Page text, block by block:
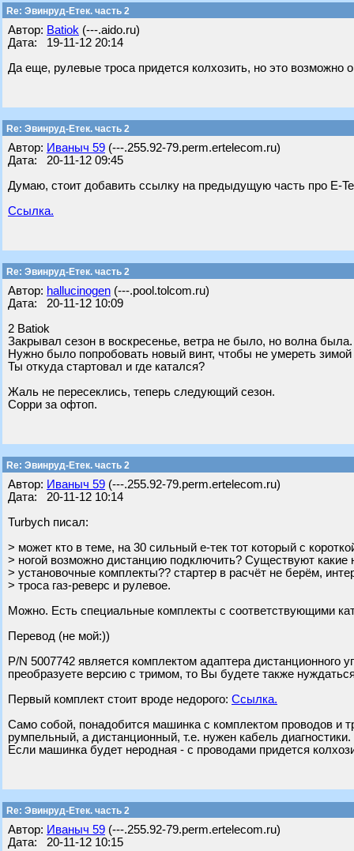
Re: Эвинруд-Етек. часть 2
Автор: Batiok (---.aido.ru)
Дата: 19-11-12 20:14
Да еще, рулевые троса придется колхозить, но это возможно
Re: Эвинруд-Етек. часть 2
Автор: Ивaныч 59 (---.255.92-79.perm.ertelecom.ru)
Дата: 20-11-12 09:45
Думаю, стоит добавить ссылку на предыдущую часть про E-
Ссылка.
Re: Эвинруд-Етек. часть 2
Автор: hallucinogen (---.pool.tolcom.ru)
Дата: 20-11-12 10:09
2 Batiok
Закрывал сезон в воскресенье, ветра не было, но волна была.
Нужно было попробовать новый винт, чтобы не умереть
Ты откуда стартовал и где катался?
Жаль не пересеклись, теперь следующий сезон.
Сорри за офтоп.
Re: Эвинруд-Етек. часть 2
Автор: Ивaныч 59 (---.255.92-79.perm.ertelecom.ru)
Дата: 20-11-12 10:14
Turbych писал:
> может кто в теме, на 30 сильный е-тек тот который с
> ногой возможно дистанцию подключить? Существуют какие
> установочные комплекты?? стартер в расчёт не берём,
> троса газ-реверс и рулевое.
Можно. Есть специальные комплекты с соответствующими
Перевод (не мой:))
P/N 5007742 является комплектом адаптера
преобразуете версию с тримом, то Вы будете также
Первый комплект стоит вроде недорого: Ссылка.
Само собой, понадобится машинка с комплектом проводов и
румпельный, а дистанционный, т.е. нужен кабель диагностики.
Если машинка будет неродная - с проводами придется
Re: Эвинруд-Етек. часть 2
Автор: Ивaныч 59 (---.255.92-79.perm.ertelecom.ru)
Дата: 20-11-12 10:15